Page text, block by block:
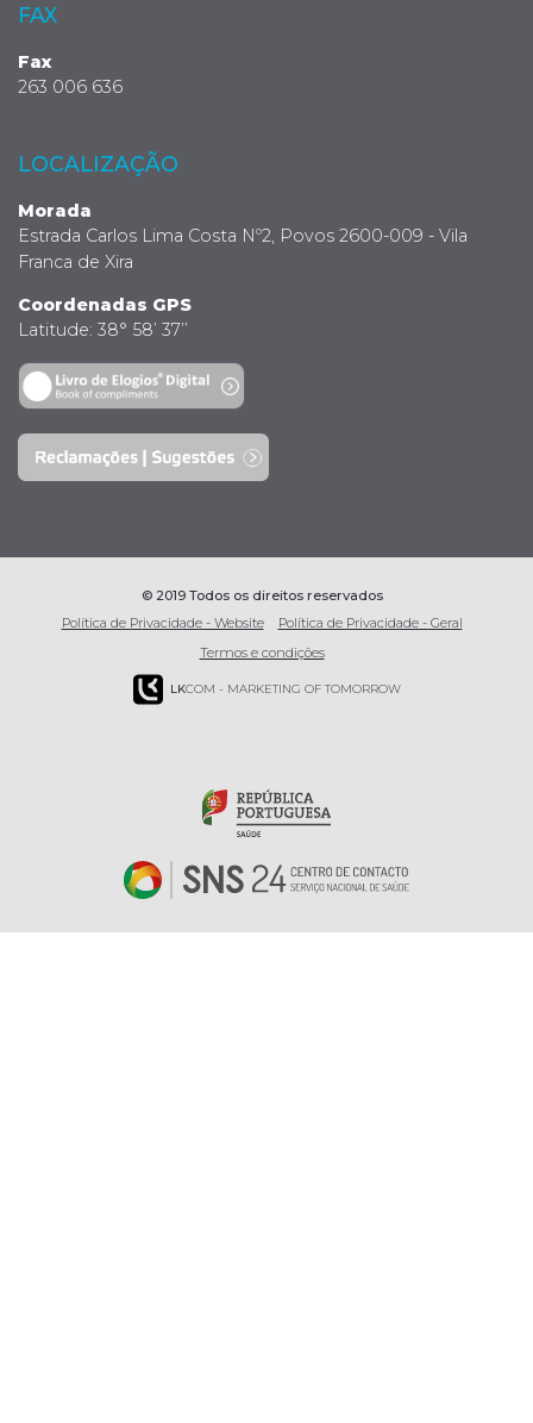
FAX
Fax
263 006 636
LOCALIZAÇÃO
Morada
Estrada Carlos Lima Costa Nº2, Povos 2600-009 - Vila
Franca de Xira
Coordenadas GPS
Latitude: 38° 58’ 37’’
© 2019 Todos os direitos reservados
Política de Privacidade - Website
Política de Privacidade - Geral
Termos e condições
LKCOM - MARKETING OF TOMORROW